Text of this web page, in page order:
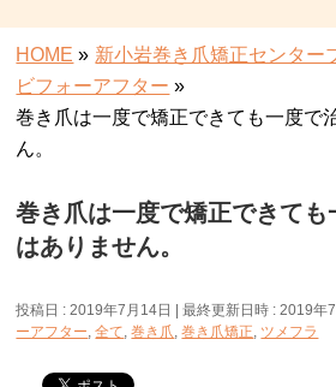
HOME » 新小岩巻き爪矯正センター
ビフォーアフター »
巻き爪は一度で矯正できても一度で
ん。
巻き爪は一度で矯正できて
はありません。
投稿日 : 2019年7月14日 最終更新日時 : 2019年
ーアフター,全て,巻き爪,巻き爪矯正, ツメフラ